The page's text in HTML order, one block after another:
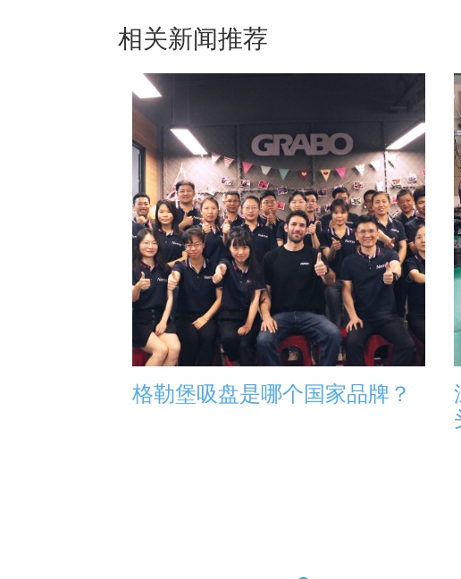
相关新闻推荐
格勒堡吸盘是哪个国家品牌？